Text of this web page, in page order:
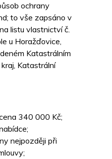
ochrany
to vše zapsáno v
listu vlastnictví č.
u Horažďovice,
Katastrálním
Katastrální
340 000 Kč;
nejpozději při